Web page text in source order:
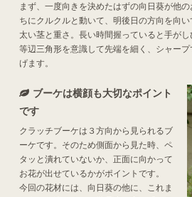
まず、一度向きを決めたはずの向日葵が他
ちにクルクルと動いて、明後日の方向を向
太い茎と重さ。長い時間握っていると手が
等辺三角形を意識して先端を細く、シャー
げます。
ブーケは横顔も大切なポイント
です
クラッチブーケは３方向から見られるブ
ーケです。そのため側面から見た時、ペ
タッと潰れていないか、正面に向かって
お花が出せているかがポイントです。
今回の花材には、向日葵の他に、これま